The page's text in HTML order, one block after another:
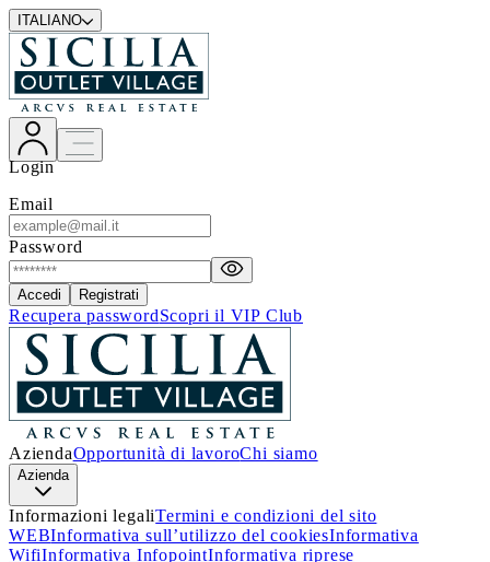
ITALIANO
Login
Email
Password
Accedi Registrati
Recupera passwordScopri il VIP Club
AziendaOpportunità di lavoroChi siamo
Azienda
Informazioni legaliTermini e condizioni del sito
WEBInformativa sull’utilizzo del cookiesInformativa
WifiInformativa InfopointInformativa riprese